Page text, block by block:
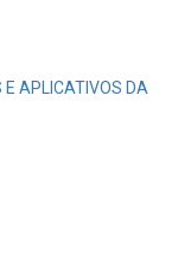
E APLICATIVOS DA